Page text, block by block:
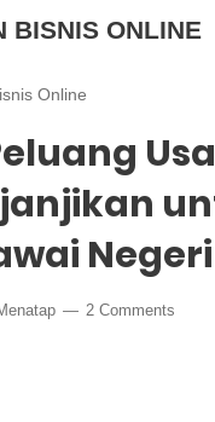
BISNIS ONLINE
Online
2 Comments